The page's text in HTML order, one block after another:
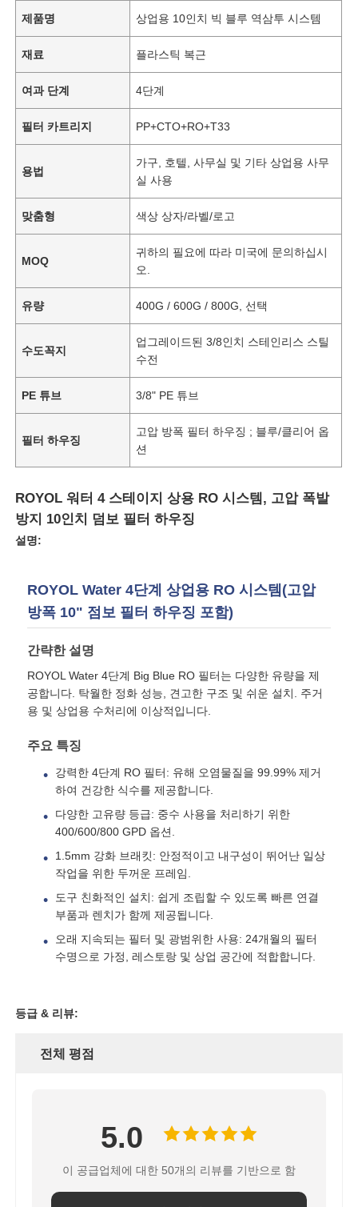
홈
제품 소개
회사 소개
공장 투어
연락처
경수 연화제
제품명 상업용 10인치 빅 블루 역삼투 시스템
재료 플라스틱 복근
여과 단계 4단계
필터 카트리지 PP+CTO+RO+T33
용법
가구, 호텔, 사무실 및 기타 상업용 사무
실 사용
맞춤형 색상 상자/라벨/로고
MOQ
귀하의 필요에 따라 미국에 문의하십시
오.
유량 400G / 600G / 800G, 선택
수도꼭지
업그레이드된 3/8인치 스테인리스 스틸
수전
PE 튜브 3/8" PE 튜브
필터 하우징
고압 방폭 필터 하우징 ; 블루/클리어 옵
션
ROYOL 워터 4 스테이지 상용 RO 시스템, 고압 폭발
방지 10인치 덤보 필터 하우징
설명:
ROYOL Water 4단계 상업용 RO 시스템(고압
방폭 10" 점보 필터 하우징 포함)
간략한 설명
ROYOL Water 4단계 Big Blue RO 필터는 다양한 유량을 제
공합니다. 탁월한 정화 성능, 견고한 구조 및 쉬운 설치. 주거
용 및 상업용 수처리에 이상적입니다.
주요 특징
강력한 4단계 RO 필터: 유해 오염물질을 99.99% 제거
하여 건강한 식수를 제공합니다.
다양한 고유량 등급: 중수 사용을 처리하기 위한
400/600/800 GPD 옵션.
1.5mm 강화 브래킷: 안정적이고 내구성이 뛰어난 일상
작업을 위한 두꺼운 프레임.
도구 친화적인 설치: 쉽게 조립할 수 있도록 빠른 연결
부품과 렌치가 함께 제공됩니다.
오래 지속되는 필터 및 광범위한 사용: 24개월의 필터
수명으로 가정, 레스토랑 및 상업 공간에 적합합니다.
등급 & 리뷰:
전체 평점
5.0
이 공급업체에 대한 50개의 리뷰를 기반으로 함